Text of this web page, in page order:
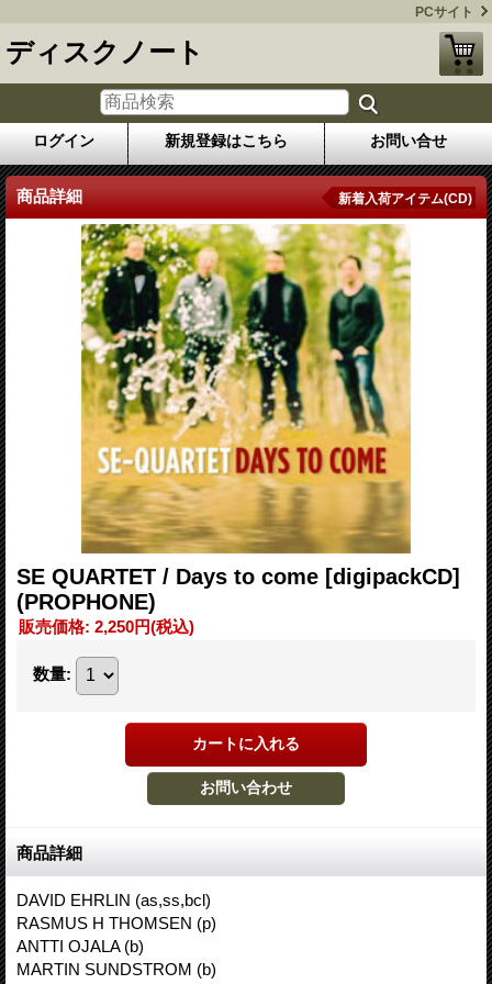
PCサイト
ディスクノート
ログイン 新規登録はこちら お問い合せ
商品詳細 新着入荷アイテム(CD)
SE QUARTET / Days to come [digipackCD]
(PROPHONE)
販売価格: 2,250円(税込)
数量:
商品詳細
DAVID EHRLIN (as,ss,bcl)
RASMUS H THOMSEN (p)
ANTTI OJALA (b)
MARTIN SUNDSTROM (b)